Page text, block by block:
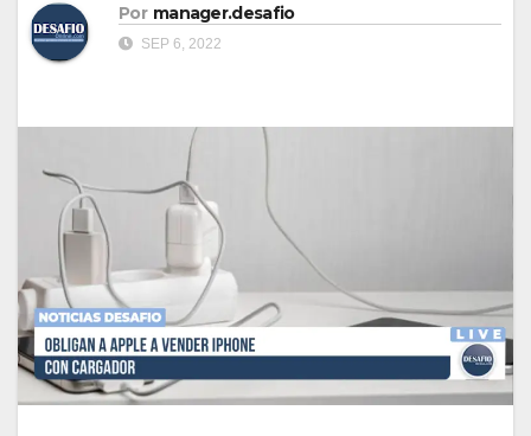
Por manager.desafio
SEP 6, 2022